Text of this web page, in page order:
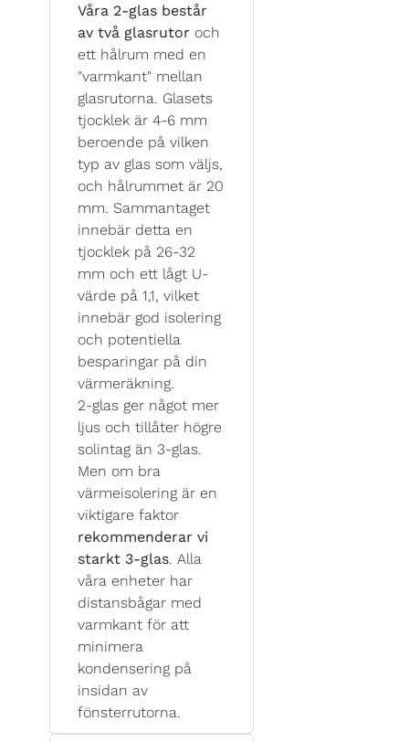
Våra 2-glas består
av två glasrutor och
ett hålrum med en
"varmkant" mellan
glasrutorna. Glasets
tjocklek är 4-6 mm
beroende på vilken
typ av glas som väljs,
och hålrummet är 20
mm. Sammantaget
innebär detta en
tjocklek på 26-32
mm och ett lågt U-
värde på 1,1, vilket
innebär god isolering
och potentiella
besparingar på din
värmeräkning.
2-glas ger något mer
ljus och tillåter högre
solintag än 3-glas.
Men om bra
värmeisolering är en
viktigare faktor
rekommenderar vi
starkt 3-glas. Alla
våra enheter har
distansbågar med
varmkant för att
minimera
kondensering på
insidan av
fönsterrutorna.